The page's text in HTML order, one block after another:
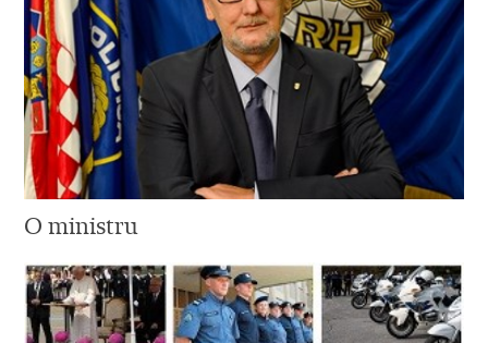
O ministru